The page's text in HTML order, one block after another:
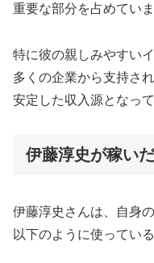
重要な部分を占めていま
特に彼の親しみやすい
多くの企業から支持され
安定した収入源となって
伊藤淳史が稼い
伊藤淳史さんは、自身
以下のように使ってい